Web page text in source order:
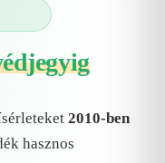
2010-ben
hasznos